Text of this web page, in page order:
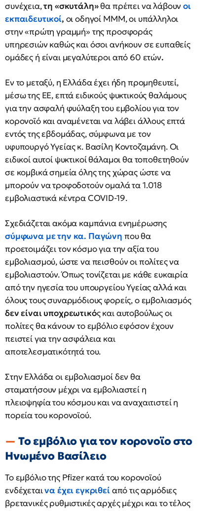
συνέχεια,τη «σκυτάλη»θα πρέπει να λάβουνοι
εκπαιδευτικοί, οι οδηγοί ΜΜΜ, οι υπάλληλοι
στην «πρώτη γραμμή» της προσφοράς
υπηρεσιών καθώς και όσοι ανήκουν σε ευπαθείς
ομάδες ή είναι μεγαλύτεροι από 60 ετών.
Εν το μεταξύ, η Ελλάδα έχει ήδη προμηθευτεί,
μέσω της ΕΕ, επτά ειδικούς ψυκτικούς θαλάμους
για την ασφαλή φυύλαξη του εμβολίου για τον
κορονοϊό και αναμένεται να λάβει άλλους επτά
εντός της εβδομάδας, σύμφωνα με τον
υφυπουργό Υγείας κ. Βασίλη Κοντοζαμάνη. Οι
ειδικοί αυτοί ψυκτικοί θάλαμοι θα τοποθετηθούν
σε κομβικά σημεία όλης της χώρας ώστε να
μπορούν να τροφοδοτούν ομαλά τα 1.018
εμβολιαστικά κέντρα COVID-19.
Σχεδιάζεται ακόμα καμπάνια ενημέρωσης
σύμφωνα με την κα. Παγώνη που θα
προετοιμάζει τον κόσμο για την αξία του
εμβολιασμού, ώστε να πεισθούν οι πολίτες να
εμβολιαστούν. Όπως τονίζεται με κάθε ευκαιρία
από την ηγεσία του υπουργείου Υγείας αλλά και
όλους τους συναρμόδιους φορείς, ο εμβολιασμός
δεν είναι υποχρεωτικός και αυτοβούλως οι
πολίτες θα κάνουν το εμβόλιο εφόσον έχουν
πειστεί για την ασφάλεια και
αποτελεσματικότητά του.
Στην Ελλάδα οι εμβολιασμοί δεν θα
σταματήσουν μέχρι να εμβολιαστεί η
πλειοψηφία του κόσμου και να αναχαιτιστεί η
πορεία του κορονοϊού.
Το εμβόλιο για τον κορονοϊο στο
Ηνωμένο Βασίλειο
Το εμβόλιο της Pfizer κατά του κορονοϊού
ενδέχεταινα έχει εγκριθείαπό τις αρμόδιες
βρετανικές ρυθμιστικές αρχές μέχρι και το τέλος